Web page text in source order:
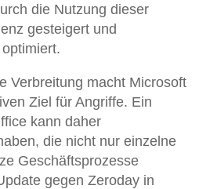
die Nutzung dieser
gesteigert und
Verbreitung macht Microsoft
Ziel für Angriffe. Ein
kann daher
die nicht nur einzelne
Geschäftsprozesse
gegen Zeroday in